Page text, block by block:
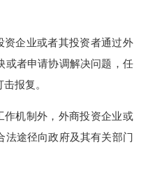
企业或者其投资者通过外
或者申请协调解决问题，任
报复。
作机制外，外商投资企业或
法途径向政府及其有关部门